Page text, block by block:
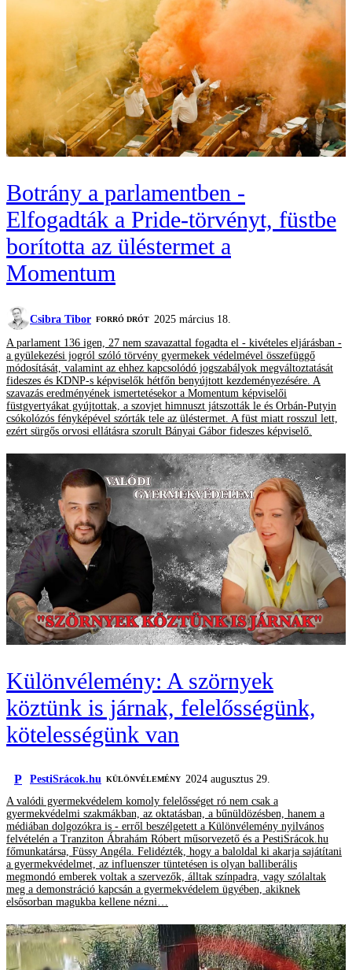
Botrány a parlamentben -
Elfogadták a Pride-törvényt, füstbe
borította az üléstermet a
Momentum
Csibra Tibor FORRÓ DRÓT
2025 március 18.
A parlament 136 igen, 27 nem szavazattal fogadta el - kivételes eljárásban -
a gyülekezési jogról szóló törvény gyermekek védelmével összefüggő
módosítását, valamint az ehhez kapcsolódó jogszabályok megváltoztatását
fideszes és KDNP-s képviselők hétfőn benyújtott kezdeményezésére. A
szavazás eredményének ismertetésekor a Momentum képviselői
füstgyertyákat gyújtottak, a szovjet himnuszt játszották le és Orbán-Putyin
csókolózós fényképével szórták tele az üléstermet. A füst miatt rosszul lett,
ezért sürgős orvosi ellátásra szorult Bányai Gábor fideszes képviselő.
Különvélemény: A szörnyek
köztünk is járnak, felelősségünk,
kötelességünk van
P PestiSrácok.hu KÜLÖNVÉLEMÉNY
2024 augusztus 29.
A valódi gyermekvédelem komoly felelősséget ró nem csak a
gyermekvédelmi szakmákban, az oktatásban, a bűnüldözésben, hanem a
médiában dolgozókra is - erről beszélgetett a Különvélemény nyilvános
felvételén a Tranziton Ábrahám Róbert műsorvezető és a PestiSrácok.hu
főmunkatársa, Füssy Angéla. Felidézték, hogy a baloldal ki akarja sajátítani
a gyermekvédelmet, az influenszer tüntetésen is olyan balliberális
megmondó emberek voltak a szervezők, álltak színpadra, vagy szólaltak
meg a demonstráció kapcsán a gyermekvédelem ügyében, akiknek
elsősorban magukba kellene nézni…